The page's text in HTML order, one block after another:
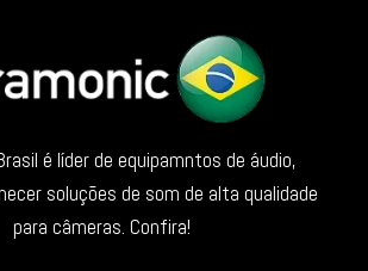
é líder de equipamntos de áudio,
soluções de som de alta qualidade
para câmeras. Confira!